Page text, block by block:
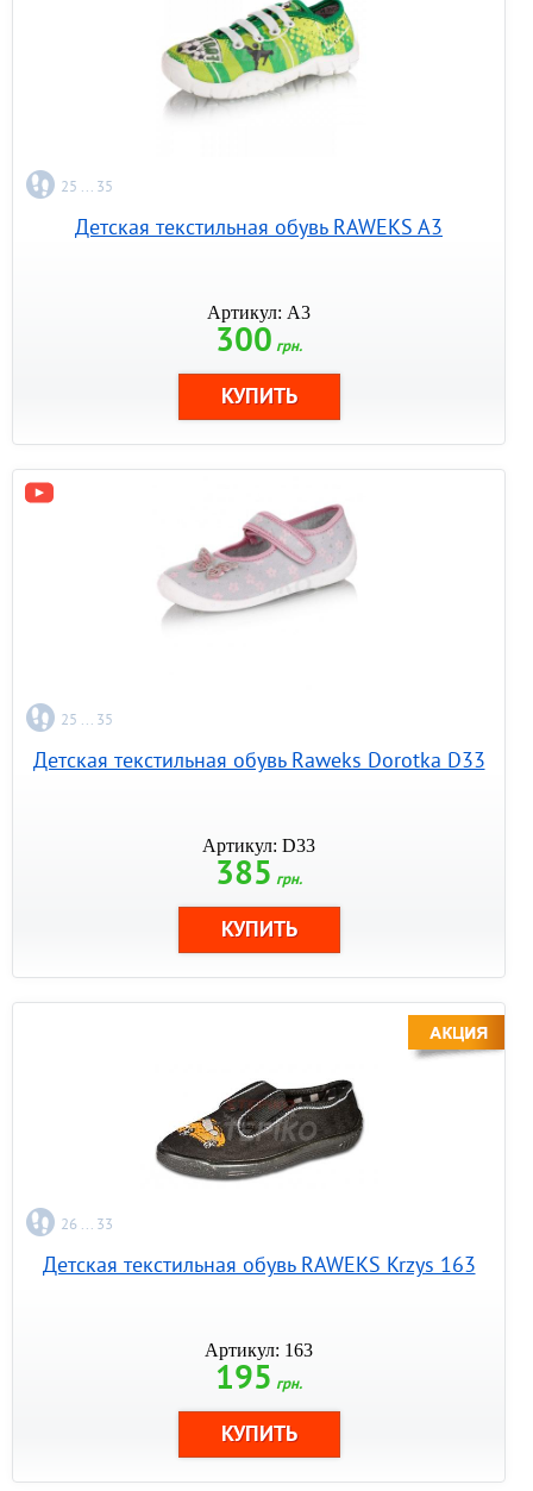
25 ... 35
Детская текстильная обувь RAWEKS A3
Артикул: A3
300 грн.
25 ... 35
Детская текстильная обувь Raweks Dorotka D33
Артикул: D33
385 грн.
26 ... 33
Детская текстильная обувь RAWEKS Krzys 163
Артикул: 163
195 грн.